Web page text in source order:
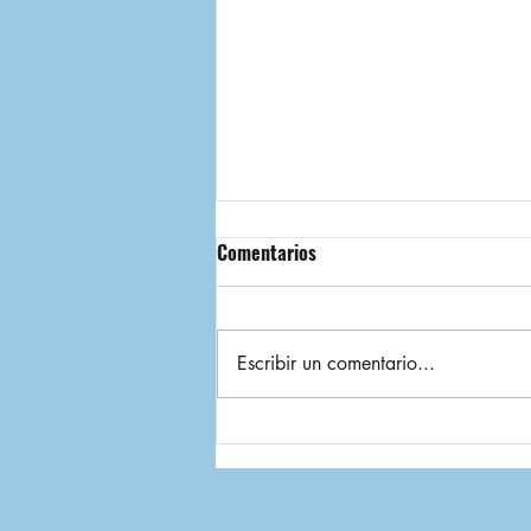
Estuvimos en el IV Simposio
Internacional de Administración
Comentarios
Escribir un comentario...